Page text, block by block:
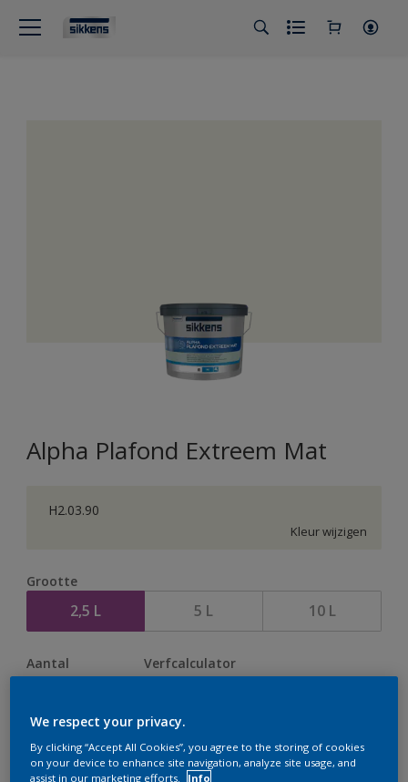
Alpha Plafond Extreem Mat
H2.03.90
Kleur wijzigen
Grootte
2,5 L 5 L 10 L
Aantal Verfcalculator
Op dit moment is het niet mogelijk dit product online
We respect your privacy.
By clicking “Accept All Cookies”, you agree to the storing of cookies
on your device to enhance site navigation, analyze site usage, and
assist in our marketing efforts.
Info